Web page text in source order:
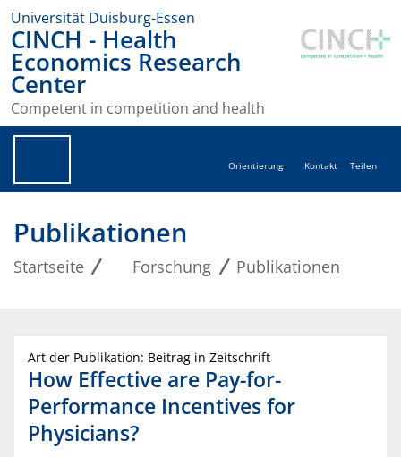
Universität Duisburg-Essen
CINCH - Health
Economics Research
Center
Competent in competition and health
Orientierung Kontakt Teilen
Publikationen
Startseite Forschung Publikationen
Art der Publikation: Beitrag in Zeitschrift
How Effective are Pay-for-
Performance Incentives for
Physicians?